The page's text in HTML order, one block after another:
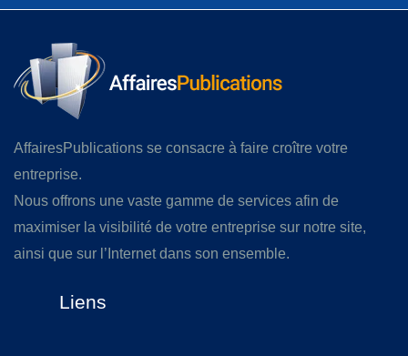
AffairesPublications se consacre à faire croître votre
entreprise.
Nous offrons une vaste gamme de services afin de
maximiser la visibilité de votre entreprise sur notre site,
ainsi que sur l’Internet dans son ensemble.
Liens